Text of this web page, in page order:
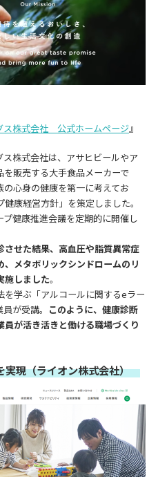
ス株式会社 公式ホームページ』
株式会社は、アサヒビールやア
販売する大手食品メーカーで
心身の健康を第一に考えてお
康経営方針」を策定しました。
健康推進会議を定期的に開催し
せた結果、高血圧や脂質異常症
メタボリックシンドロームのリ
施しました。
学ぶ「アルコールに関するeラー
が受講。 このように、健康診断
が活き活きと働ける職場づくり
実現（ライオン株式会社）